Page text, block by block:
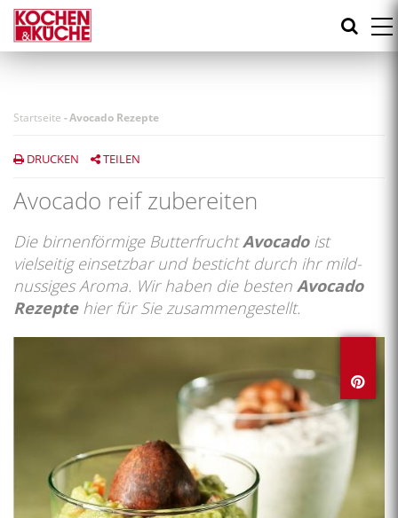
Direkt
zum
Inhalt
Startseite -Avocado Rezepte
DRUCKEN TEILEN
Avocado reif zubereiten
Die birnenförmige ButterfruchtAvocadoist
vielseitig einsetzbar und besticht durch ihr mild-
nussiges Aroma. Wir haben die besten Avocado
Rezeptehier für Sie zusammengestellt.